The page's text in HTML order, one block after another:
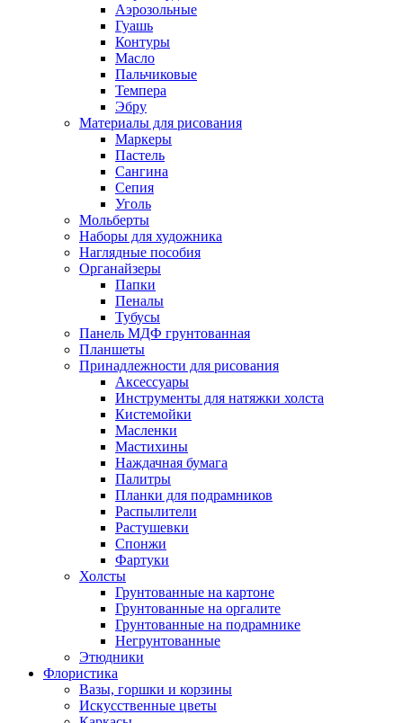
Аэрозольные
Гуашь
Контуры
Масло
Пальчиковые
Темпера
Эбру
Материалы для рисования
Маркеры
Пастель
Сангина
Сепия
Уголь
Мольберты
Наборы для художника
Наглядные пособия
Органайзеры
Папки
Пеналы
Тубусы
Панель МДФ грунтованная
Планшеты
Принадлежности для рисования
Аксессуары
Инструменты для натяжки холста
Кистемойки
Масленки
Мастихины
Наждачная бумага
Палитры
Планки для подрамников
Распылители
Растушевки
Спонжи
Фартуки
Холсты
Грунтованные на картоне
Грунтованные на оргалите
Грунтованные на подрамнике
Негрунтованные
Этюдники
Флористика
Вазы, горшки и корзины
Искусственные цветы